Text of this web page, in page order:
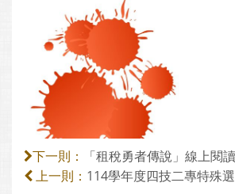
下一則： 「租稅勇者傳說」線上閱
上一則： 114學年度四技二專特殊